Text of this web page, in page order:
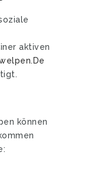
aktiven
können